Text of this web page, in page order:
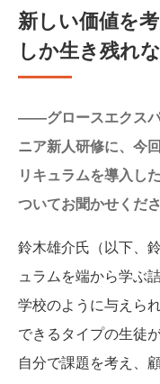
新しい価値を
しか生き残れ
――グロースエクス
ニア新人研修に、今
リキュラムを導入し
ついてお聞かせくださ
鈴木雄介氏（以下、鈴
ュラムを端から学ぶ
学校のように与えら
できるタイプの生徒
自分で課題を考え、